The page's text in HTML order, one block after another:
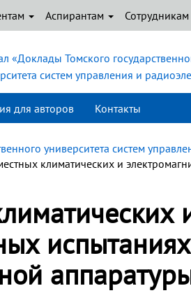
Аспирантам Сотрудникам
«Доклады Томского
систем управления и
для авторов Контакты
университета систем
климатических и
испытаниях